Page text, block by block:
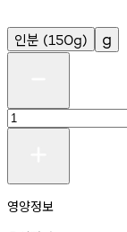
인분 (150g) g
영양정보